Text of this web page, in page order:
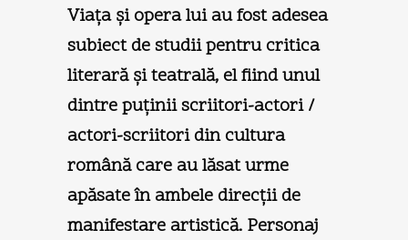
Viaţa şi opera lui au fost adesea
subiect de studii pentru critica
literară şi teatrală, el fiind unul
dintre puţinii scriitori-actori /
actori-scriitori din cultura
română care au lăsat urme
apăsate în ambele direcţii de
manifestare artistică. Personaj